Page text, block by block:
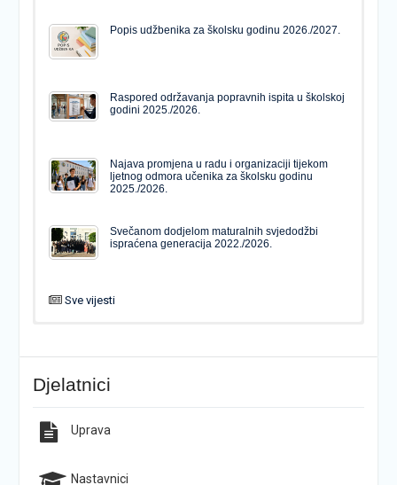
Popis udžbenika za školsku godinu 2026./2027.
Raspored održavanja popravnih ispita u školskoj
godini 2025./2026.
Najava promjena u radu i organizaciji tijekom
ljetnog odmora učenika za školsku godinu
2025./2026.
Svečanom dodjelom maturalnih svjedodžbi
ispraćena generacija 2022./2026.
Sve vijesti
Popis udžbenika za školsku godinu 2026./2027.
godini 2025./2026.
Natječaj za upis u 1. razred Katoličke gimnazije s
pravom javnosti
Djelatnici
Uprava
Nastavnici